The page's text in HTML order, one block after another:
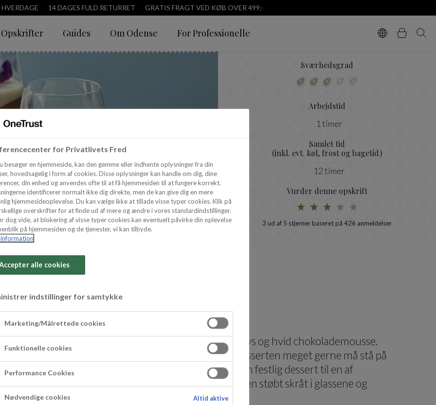
14 DAGES FULD RETURRET GRATIS FRAGT VED KØB OVER 499,-
Opskrifter Guides Om Odense For Professionelle Vælg sprog
Kurv Søg
Sværhedsgrad
Arbejdstid
1 timer
Samlet tid
(inkl. evt. køl, frost og bagetid)
12 timer
Vurder denne opskrift
3 ud af 5 stjerner baseret på 426 anmeldelser
i tre lag
du laver triple chokolademousse med et lag mørk, lys og hvid chokolademousse.
forberede desserten dagen forinden, da moussedesserten meget gerne må stå på
er oplagt som både
nytårsdesserteller en festlig dessert til en af
konfirmation eller studentergilde. Her er moussen støbt skråt i glassene og
for Privatlivets Fred
besøger en hjemmeside, kan den gemme eller indhente oplysninger fra din
hovedsagelig i form af cookies. Disse oplysninger kan handle om dig, dine
din enhed og anvendes ofte til at få hjemmesiden til at fungere korrekt.
identificerer normalt ikke dig direkte, men de kan give dig en mere
hjemmesideoplevelse. Du kan vælge ikke at tillade visse typer cookies. Klik på
overskrifter for at finde ud af mere og ændre i vores standardindstillinger.
dog vide, at blokering af visse typer cookies kan eventuelt påvirke din oplevelse
på hjemmesiden og de tjenester, vi kan tilbyde.
alle cookies
indstillinger for samtykke
Marketing/Målrettede cookies
Funktionelle cookies
Performance Cookies
Nødvendige cookies Altid aktive